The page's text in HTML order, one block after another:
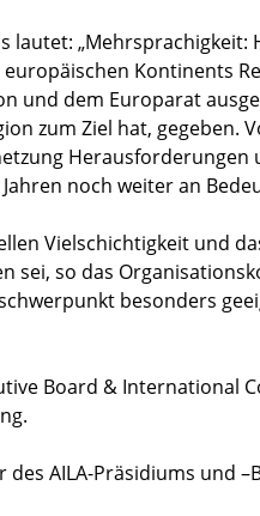
lautet:
Kontinents
und dem Europarat
zum Ziel hat, gegeben.
noch weiter an
Vielschichtigkeit und
so das
besonders
Board & International
AILA-Präsidiums und